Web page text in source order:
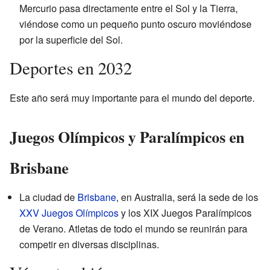
Mercurio pasa directamente entre el Sol y la Tierra,
viéndose como un pequeño punto oscuro moviéndose
por la superficie del Sol.
Deportes en 2032
Este año será muy importante para el mundo del deporte.
Juegos Olímpicos y Paralímpicos en
Brisbane
La ciudad de Brisbane, en Australia, será la sede de los
XXV Juegos Olímpicosy los XIX Juegos Paralímpicos
de Verano. Atletas de todo el mundo se reunirán para
competir en diversas disciplinas.